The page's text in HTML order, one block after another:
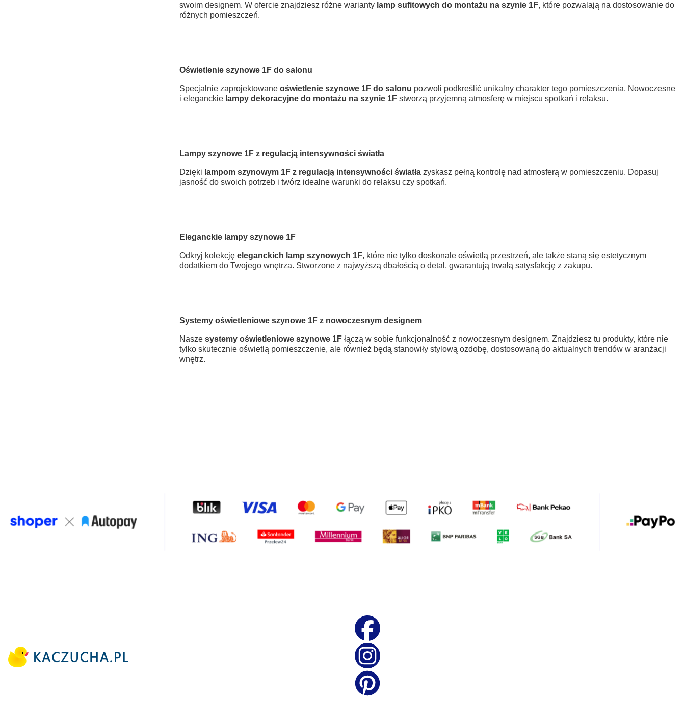
swoim designem. W ofercie znajdziesz różne warianty lamp sufitowych do montażu na szynie 1F, które pozwalają na dostosowanie do
różnych pomieszczeń.
Oświetlenie szynowe 1F do salonu
Specjalnie zaprojektowane oświetlenie szynowe 1F do salonu pozwoli podkreślić unikalny charakter tego pomieszczenia. Nowoczesne
i eleganckie lampy dekoracyjne do montażu na szynie 1F stworzą przyjemną atmosferę w miejscu spotkań i relaksu.
Lampy szynowe 1F z regulacją intensywności światła
Dzięki lampom szynowym 1F z regulacją intensywności światła zyskasz pełną kontrolę nad atmosferą w pomieszczeniu. Dopasuj
jasność do swoich potrzeb i twórz idealne warunki do relaksu czy spotkań.
Eleganckie lampy szynowe 1F
Odkryj kolekcję eleganckich lamp szynowych 1F, które nie tylko doskonale oświetlą przestrzeń, ale także staną się estetycznym
dodatkiem do Twojego wnętrza. Stworzone z najwyższą dbałością o detal, gwarantują trwałą satysfakcję z zakupu.
Systemy oświetleniowe szynowe 1F z nowoczesnym designem
Nasze systemy oświetleniowe szynowe 1F łączą w sobie funkcjonalność z nowoczesnym designem. Znajdziesz tu produkty, które nie
tylko skutecznie oświetlą pomieszczenie, ale również będą stanowiły stylową ozdobę, dostosowaną do aktualnych trendów w aranżacji
wnętrz.